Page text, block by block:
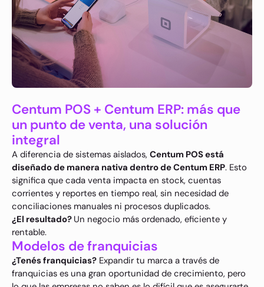
Centum POS + Centum ERP: más que
un punto de venta, una solución
integral
A diferencia de sistemas aislados, Centum POS está
diseñado de manera nativa dentro de Centum ERP. Esto
significa que cada venta impacta en stock, cuentas
corrientes y reportes en tiempo real, sin necesidad de
conciliaciones manuales ni procesos duplicados.
¿El resultado? Un negocio más ordenado, eficiente y
rentable.
Modelos de franquicias
¿Tenés franquicias? Expandir tu marca a través de
franquicias es una gran oportunidad de crecimiento, pero